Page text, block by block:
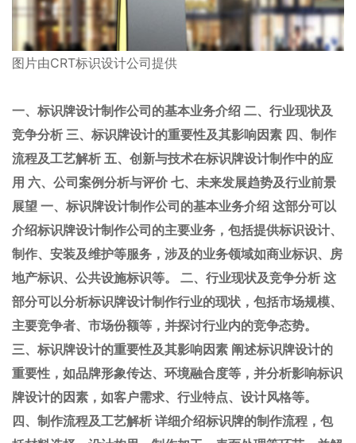
图片由CRT标识设计公司提供
一、标识牌设计制作公司的基本业务介绍 二、行业现状及
竞争分析 三、标识牌设计的重要性及其影响因素 四、制作
流程及工艺解析 五、创新与技术在标识牌设计制作中的应
用 六、公司案例分析与评价 七、未来发展趋势及行业前景
展望 一、标识牌设计制作公司的基本业务介绍 这部分可以
介绍标识牌设计制作公司的主要业务，包括提供标识设计、
制作、安装及维护等服务，涉及的业务领域如商业标识、房
地产标识、公共设施标识等。 二、行业现状及竞争分析 这
部分可以分析标识牌设计制作行业的现状，包括市场规模、
主要竞争者、市场份额等，并探讨行业内的竞争态势。
三、标识牌设计的重要性及其影响因素 阐述标识牌设计的
重要性，如品牌形象传达、环境融合度等，并分析影响标识
牌设计的因素，如客户需求、行业特点、设计风格等。
四、制作流程及工艺解析 详细介绍标识牌的制作流程，包